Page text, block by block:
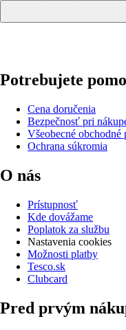
Potrebujete
Cena doručenia
Bezpečnosť pri
Všeobecné obchodné
Ochrana súkromia
O nás
Prístupnosť
Kde dovážame
Poplatok za službu
Nastavenia cookies
Možnosti platby
Tesco.sk
Clubcard
Pred prvým